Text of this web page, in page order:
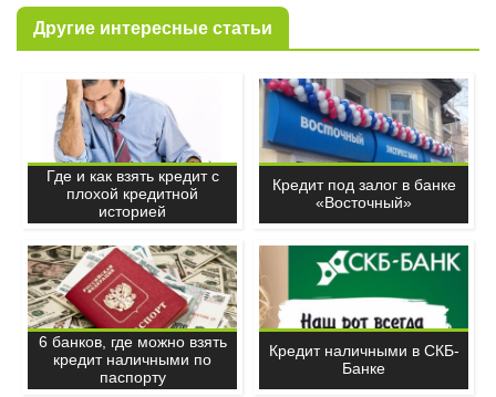
Другие интересные статьи
Где и как взять кредит с
плохой кредитной
историей
Кредит под залог в банке
«Восточный»
6 банков, где можно взять
кредит наличными по
паспорту
Кредит наличными в СКБ-
Банке